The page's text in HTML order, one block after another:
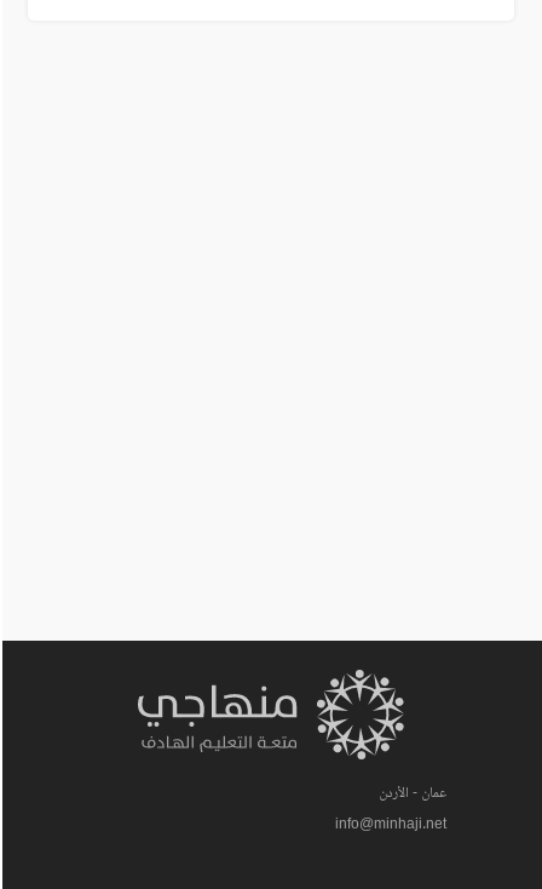
عمان - الأردن
info@minhaji.net